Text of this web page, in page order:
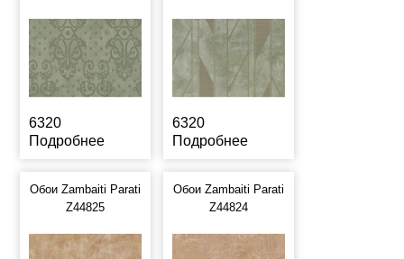
6320
Подробнее
6320
Подробнее
Обои Zambaiti Parati
Z44825
Обои Zambaiti Parati
Z44824